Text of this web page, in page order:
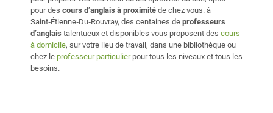
pour des cours d’anglais à proximité de chez vous. à
Saint‑Étienne‑Du‑Rouvray, des centaines de professeurs
d’anglais talentueux et disponibles vous proposent des cours
à domicile, sur votre lieu de travail, dans une bibliothèque ou
chez le professeur particulierpour tous les niveaux et tous les
besoins.